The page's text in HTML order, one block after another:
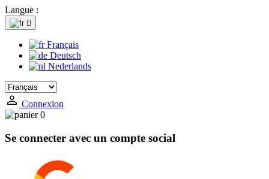
Langue :

Français
Deutsch
Nederlands
Connexion
0
Se connecter avec un compte social